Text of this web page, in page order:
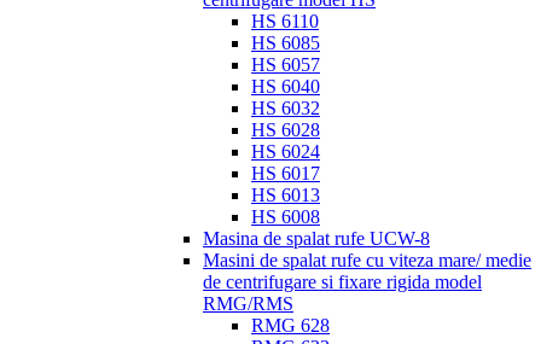
HS 6110
HS 6085
HS 6057
HS 6040
HS 6032
HS 6028
HS 6024
HS 6017
HS 6013
HS 6008
Masina de spalat rufe UCW-8
Masini de spalat rufe cu viteza mare/ medie
de centrifugare si fixare rigida model
RMG/RMS
RMG 628